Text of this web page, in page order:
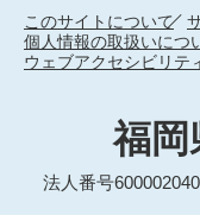
このサイトについて
個人情報の取扱いにつ
ウェブアクセシビリテ
福岡
法人番号